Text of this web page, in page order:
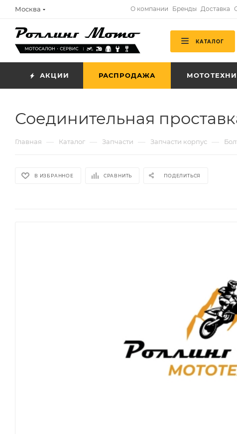
Москва О компании Бренды Доставка
КАТАЛОГ
АКЦИИ РАСПРОДАЖА
Соединительная
Главная — Каталог — Запчасти — Запчасти корпус —
В ИЗБРАННОЕ СРАВНИТЬ ПОДЕЛИТЬСЯ